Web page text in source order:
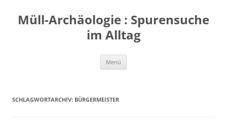
springen
Müll-Archäologie : Spurensuche
im Alltag
Menü
SCHLAGWORTARCHIV: BÜRGERMEISTER